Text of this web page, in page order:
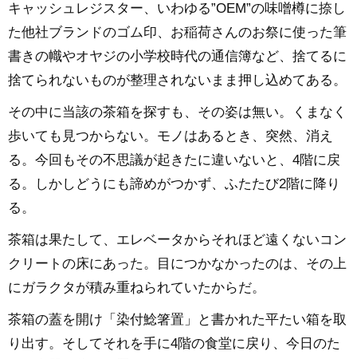
キャッシュレジスター、いわゆる”OEM”の味噌樽に捺し
た他社ブランドのゴム印、お稲荷さんのお祭に使った筆
書きの幟やオヤジの小学校時代の通信簿など、捨てるに
捨てられないものが整理されないまま押し込めてある。
その中に当該の茶箱を探すも、その姿は無い。くまなく
歩いても見つからない。モノはあるとき、突然、消え
る。今回もその不思議が起きたに違いないと、4階に戻
る。しかしどうにも諦めがつかず、ふたたび2階に降り
る。
茶箱は果たして、エレベータからそれほど遠くないコン
クリートの床にあった。目につかなかったのは、その上
にガラクタが積み重ねられていたからだ。
茶箱の蓋を開け「染付鯰箸置」と書かれた平たい箱を取
り出す。そしてそれを手に4階の食堂に戻り、今日のた